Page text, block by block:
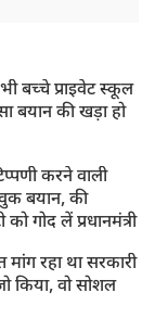
जिंदा जलकर
बच्चे प्राइवेट स्कूल
बयान की खड़ा हो
करने वाली
बयान, की
गोद लें प्रधानमंत्री
मांग रहा था सरकारी
किया, वो सोशल